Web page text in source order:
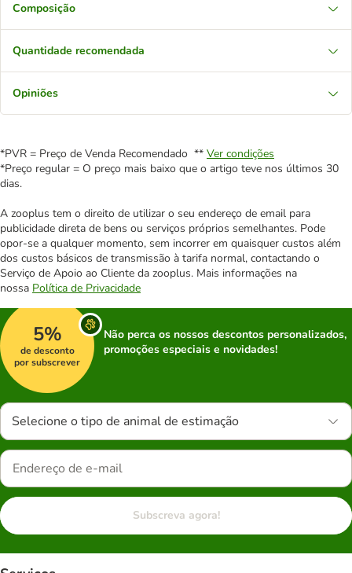
Composição
Quantidade recomendada
Opiniões
*PVR = Preço de Venda Recomendado ** Ver condições
*Preço regular = O preço mais baixo que o artigo teve nos últimos 30
dias.
A zooplus tem o direito de utilizar o seu endereço de email para
publicidade direta de bens ou serviços próprios semelhantes. Pode
opor-se a qualquer momento, sem incorrer em quaisquer custos além
dos custos básicos de transmissão à tarifa normal, contactando o
Serviço de Apoio ao Cliente da zooplus. Mais informações na
nossa Política de Privacidade
5%
de desconto
por subscrever
Não perca os nossos descontos personalizados,
promoções especiais e novidades!
Selecione o tipo de animal de estimação
Subscreva agora!